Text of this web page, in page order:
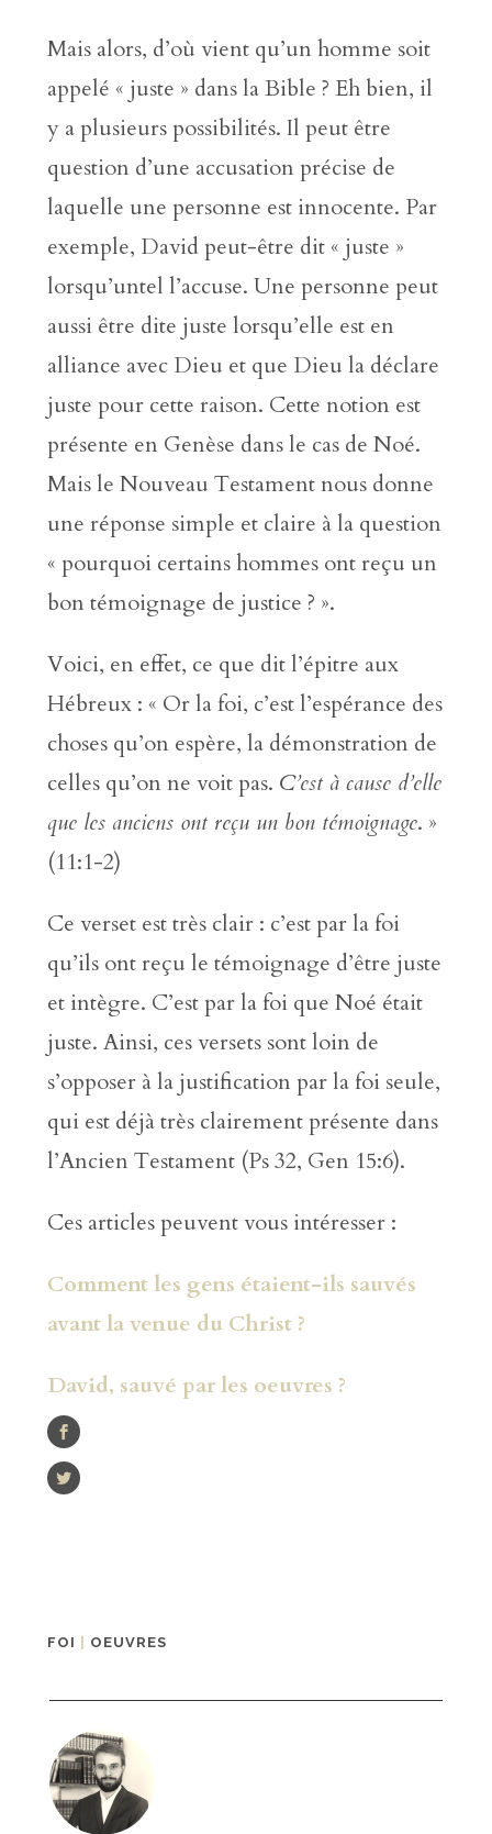
Mais alors, d’où vient qu’un homme soit
appelé « juste » dans la Bible ? Eh bien, il
y a plusieurs possibilités. Il peut être
question d’une accusation précise de
laquelle une personne est innocente. Par
exemple, David peut-être dit « juste »
lorsqu’untel l’accuse. Une personne peut
aussi être dite juste lorsqu’elle est en
alliance avec Dieu et que Dieu la déclare
juste pour cette raison. Cette notion est
présente en Genèse dans le cas de Noé.
Mais le Nouveau Testament nous donne
une réponse simple et claire à la question
« pourquoi certains hommes ont reçu un
bon témoignage de justice ? ».
Voici, en effet, ce que dit l’épitre aux
Hébreux : « Or la foi, c’est l’espérance des
choses qu’on espère, la démonstration de
celles qu’on ne voit pas. C’est à cause d’elle
que les anciens ont reçu un bon témoignage. »
(11:1-2)
Ce verset est très clair : c’est par la foi
qu’ils ont reçu le témoignage d’être juste
et intègre. C’est par la foi que Noé était
juste. Ainsi, ces versets sont loin de
s’opposer à la justification par la foi seule,
qui est déjà très clairement présente dans
l’Ancien Testament (Ps 32, Gen 15:6).
Ces articles peuvent vous intéresser :
Comment les gens étaient-ils sauvés
avant la venue du Christ ?
David, sauvé par les oeuvres ?
FOI OEUVRES